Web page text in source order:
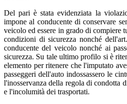
Del pari è stata evidenziata la
impone al conducente di conservare
veicolo ed essere in grado di compiere
condizioni di sicurezza nonché
conducente del veicolo nonché ai
sicurezza. Su tale ultimo profilo si è
elemento per ritenere che l'imputato
passeggeri dell'auto indossassero le
l'inosservanza della regola di condotta
e l'incolumità dei trasportati.